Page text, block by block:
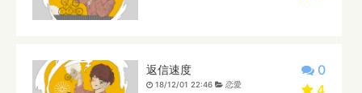
0
返信速度
18/12/01 22:46 恋愛